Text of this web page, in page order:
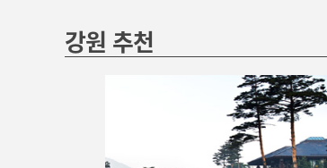
강원 추천